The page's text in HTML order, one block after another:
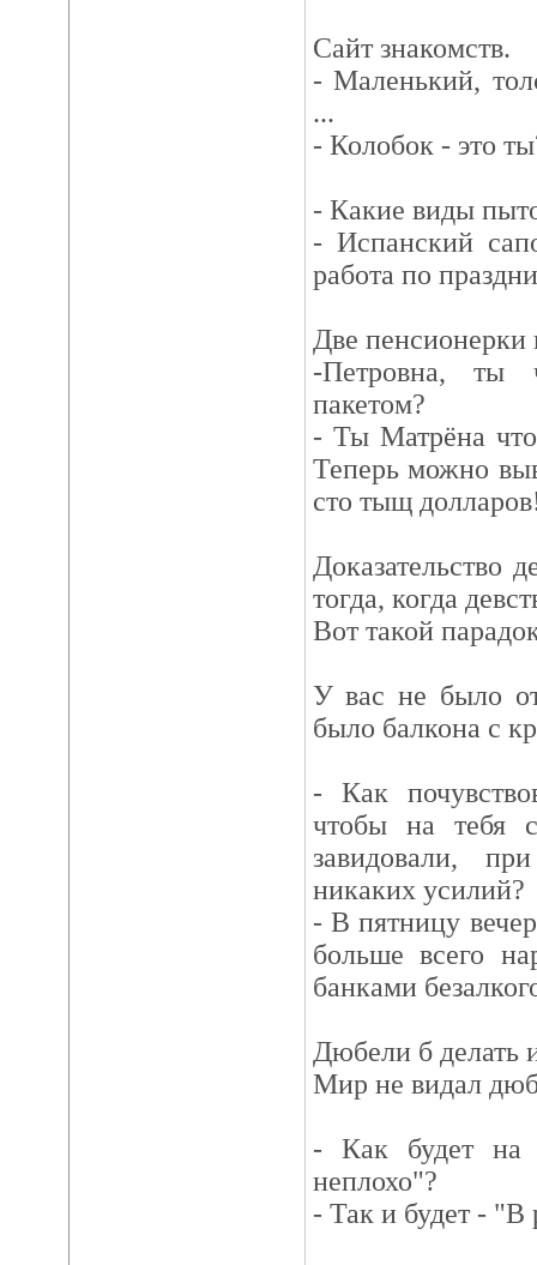
Сайт знакомств.
- Маленький,
...
- Колобок - это
- Какие виды
- Испанский
работа по
Две пенсионерки
-Петровна, ты
пакетом?
- Ты Матрёна
Теперь можно
сто тыщ
Доказательство
тогда, когда
Вот такой
У вас не было
было балкона с
- Как
чтобы на тебя
завидовали,
никаких усилий?
- В пятницу
больше всего
банками
Дюбели б делать
Мир не видал
- Как будет на
неплохо"?
- Так и будет - "В